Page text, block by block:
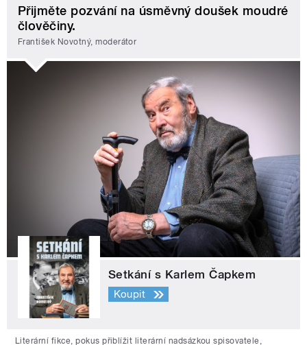
Přijměte pozvání na úsměvný doušek moudré
člověčiny.
František Novotný, moderátor
Setkání s Karlem Čapkem
Koupit
Literární fikce, pokus přiblížit literární nadsázkou spisovatele,